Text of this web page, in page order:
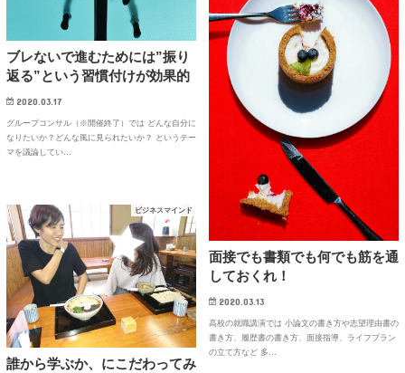
ブレないで進むためには”振り
返る”という習慣付けが効果的
2020.03.17
グループコンサル（※開催終了）では どんな自分に
なりたいか？どんな風に見られたいか？ というテー
マを議論してい…
面接でも書類でも何でも筋を通
しておくれ！
2020.03.13
高校の就職講演では 小論文の書き方や志望理由書の
書き方、履歴書の書き方、面接指導、ライフプラン
の立て方など 多…
ビジネスマインド
誰から学ぶか、にこだわってみ